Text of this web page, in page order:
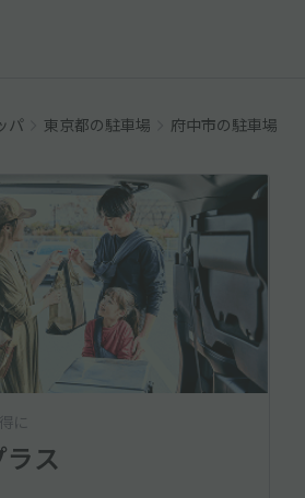
パ 東京都の駐車場 府中市の駐車場
に
ス